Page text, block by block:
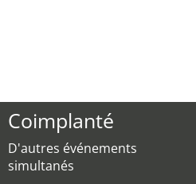
Coimplanté
D'autres événements
simultanés